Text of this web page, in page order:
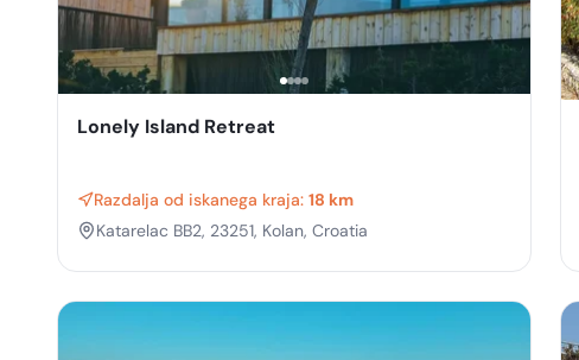
Lonely Island Retreat
Razdalja od iskanega kraja: 18 km
Katarelac BB2, 23251, Kolan, Croatia